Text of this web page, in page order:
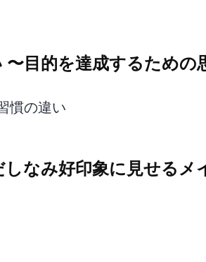
目的を達成するための
慣の違い
なみ好印象に見せるメ